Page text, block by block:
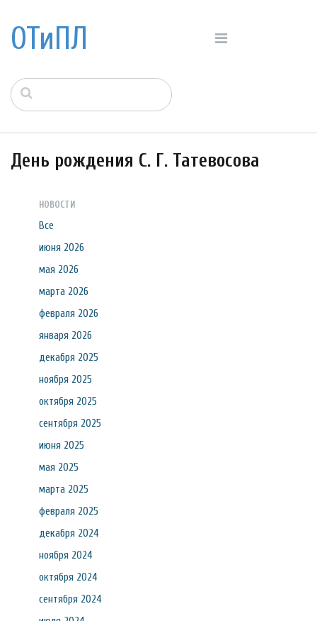
ОТиПЛ
День рождения С. Г. Татевосова
НОВОСТИ
Все
июня 2026
мая 2026
марта 2026
февраля 2026
января 2026
декабря 2025
ноября 2025
октября 2025
сентября 2025
июня 2025
мая 2025
марта 2025
февраля 2025
декабря 2024
ноября 2024
октября 2024
сентября 2024